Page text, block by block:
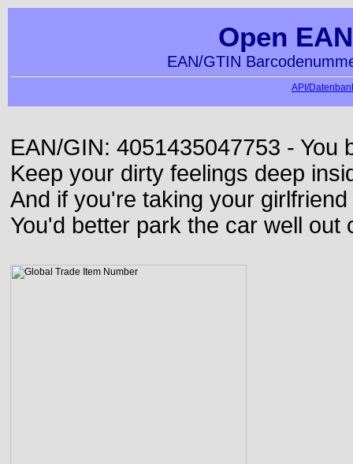
Open
EAN/GTIN
API/
EAN/GIN: 4051435047753 - You
Keep your dirty feelings deep
And if you're taking your
You'd better park the car well out